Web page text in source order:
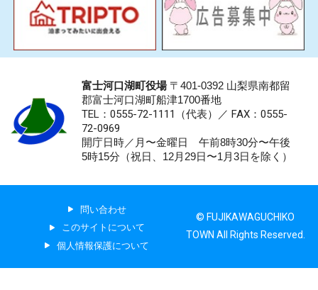
富士河口湖町役場〒401-0392 山梨県南都留
郡富士河口湖町船津1700番地
TEL：0555-72-1111 （代表）／ FAX：0555-
72-0969
開庁日時／月〜金曜日 午前8時30分〜午後
5時15分（祝日、12月29日〜1月3日を除く）
問い合わせ
このサイトについて
個人情報保護について
© FUJIKAWAGUCHIKO
TOWN All Rights Reserved.